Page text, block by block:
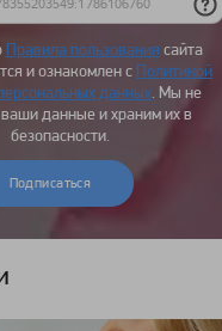
Правила пользования сайта
и ознакомлен с Политикой
данных. Мы не
данные и храним их в
безопасности.
Подписаться